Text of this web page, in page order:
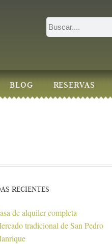
BLOG RESERVAS
RECIENTES
de alquiler completa
tradicional de San Pedro